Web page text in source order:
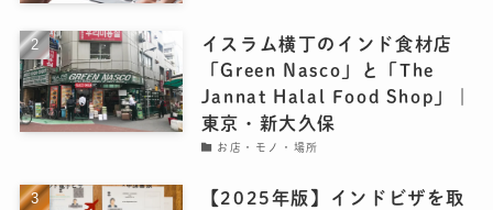
イスラム横丁のインド食材店
「Green Nasco」と「The
Jannat Halal Food Shop」｜
東京・新大久保
お店・モノ・場所
【2025年版】インドビザを取